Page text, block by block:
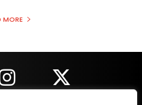
MORE